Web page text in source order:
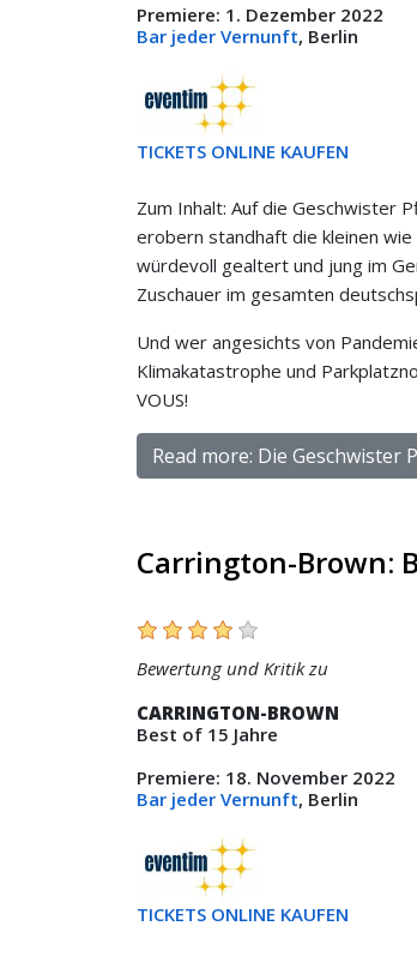
Premiere: 1. Dezember 2022
Bar jeder Vernunft, Berlin
TICKETS ONLINE KAUFEN
Zum Inhalt: Auf die Geschwister
erobern standhaft die kleinen
würdevoll gealtert und jung im
Zuschauer im gesamten
Und wer angesichts von
Klimakatastrophe und
VOUS!
Read more: Die Geschwister
Carrington-Brown:
Bewertung und Kritik zu
CARRINGTON-BROWN
Best of 15 Jahre
Premiere: 18. November 2022
Bar jeder Vernunft, Berlin
TICKETS ONLINE KAUFEN